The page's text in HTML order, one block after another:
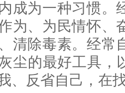
成为一种习惯。
为、为民情怀、
清除毒素。经常
尘的最好工具，
、反省自己，在